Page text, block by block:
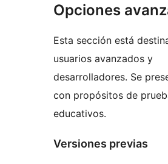
Opciones
Esta sección está
usuarios avanzados y
desarrolladores. Se
con propósitos de
educativos.
Versiones previas